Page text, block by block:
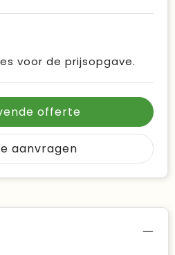
voor de prijsopgave.
offerte
aanvragen